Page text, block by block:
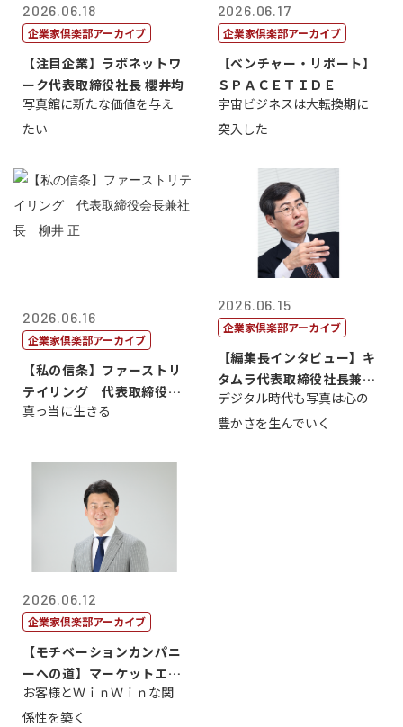
2026.06.18
企業家倶楽部アーカイブ
【注目企業】ラボネットワ
ーク代表取締役社長 櫻井均
写真館に新たな価値を与え
たい
2026.06.17
企業家倶楽部アーカイブ
【ベンチャー・リポート】
ＳＰＡＣＥＴＩＤＥ
宇宙ビジネスは大転換期に
突入した
2026.06.16
企業家倶楽部アーカイブ
【私の信条】ファーストリ
テイリング 代表取締役会
長兼社長 柳...
真っ当に生きる
2026.06.15
企業家倶楽部アーカイブ
【編集長インタビュー】キ
タムラ代表取締役社長兼Ｃ
ＯＯ 武川 ...
デジタル時代も写真は心の
豊かさを生んでいく
2026.06.12
企業家倶楽部アーカイブ
【モチベーションカンパニ
ーへの道】マーケットエン
タープライズ...
お客様とＷｉｎＷｉｎな関
係性を築く